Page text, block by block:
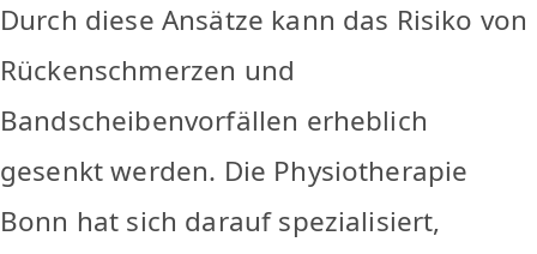
Durch diese Ansätze kann das Risiko von
Rückenschmerzen und
Bandscheibenvorfällen erheblich
gesenkt werden. Die Physiotherapie
Bonn hat sich darauf spezialisiert,